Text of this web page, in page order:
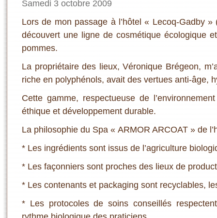
Samedi 3 octobre 2009
Lors de mon passage à l’hôtel « Lecoq-Gadby
découvert une ligne de cosmétique écologique
pommes.
La propriétaire des lieux, Véronique Brégeon,
riche en polyphénols, avait des vertues anti-âge,
Cette gamme, respectueuse de
éthique et développement durable.
La philosophie du Spa « ARMOR ARCOAT » de
* Les ingrédients sont issus de l’agriculture
* Les façonniers sont proches des lieux de
* Les contenants et packaging sont recyclables,
* Les protocoles de soins conseillés